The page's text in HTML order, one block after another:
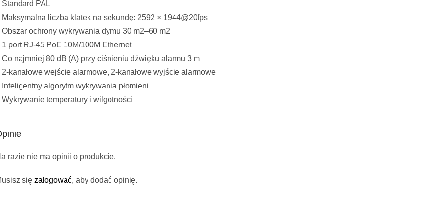
Standard PAL
Maksymalna liczba klatek na sekundę: 2592 × 1944@20fps
Obszar ochrony wykrywania dymu 30 m2–60 m2
1 port RJ-45 PoE 10M/100M Ethernet
Co najmniej 80 dB (A) przy ciśnieniu dźwięku alarmu 3 m
2-kanałowe wejście alarmowe, 2-kanałowe wyjście alarmowe
Inteligentny algorytm wykrywania płomieni
Wykrywanie temperatury i wilgotności
razie nie ma opinii o produkcie.
się zalogować, aby dodać opinię.